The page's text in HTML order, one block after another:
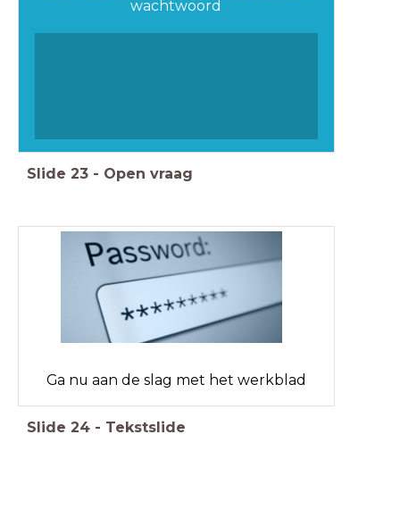
wachtwoord
Slide 23 - Open vraag
Ga nu aan de slag met het werkblad
Slide 24 - Tekstslide